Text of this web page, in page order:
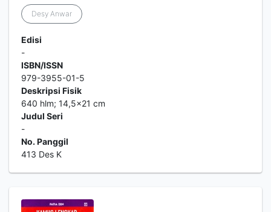
Desy Anwar
Edisi
-
ISBN/ISSN
979-3955-01-5
Deskripsi Fisik
640 hlm; 14,5x21 cm
Judul Seri
-
No. Panggil
413 Des K